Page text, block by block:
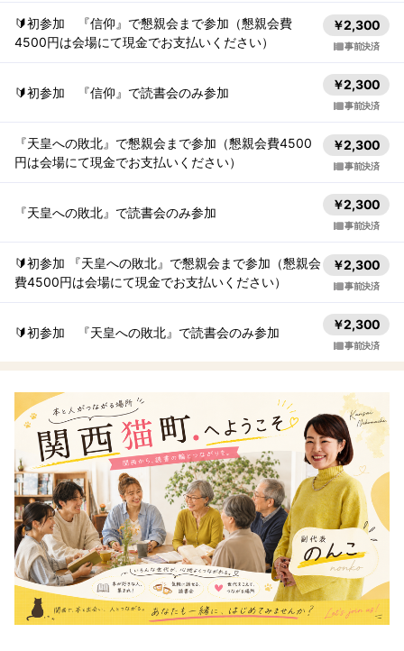
🔰初参加 『信仰』で懇親会まで参加（懇親会費
4500円は会場にて現金でお支払いください）
￥2,300
事前決済
🔰初参加 『信仰』で読書会のみ参加
￥2,300
事前決済
『天皇への敗北』で懇親会まで参加（懇親会費4500
円は会場にて現金でお支払いください）
￥2,300
事前決済
『天皇への敗北』で読書会のみ参加
￥2,300
事前決済
🔰初参加 『天皇への敗北』で懇親会まで参加（懇親会
費4500円は会場にて現金でお支払いください）
￥2,300
事前決済
🔰初参加 『天皇への敗北』で読書会のみ参加
￥2,300
事前決済